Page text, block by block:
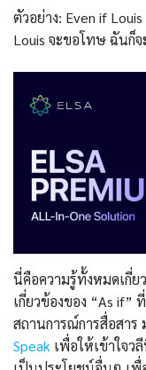
ตัวอย่าง: Even if
Louis จะขอโทษ ฉันก็จ
นี่คือความรู้ทั้งหมดเกี่ย
เกี่ยวข้องของ “As if”
สถานการณ์การสื่อสาร
Speak เพื่อให้เข้าใจว